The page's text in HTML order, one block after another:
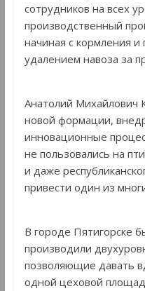
сотрудников на всех
производственный
начиная с кормления и
удалением навоза за
Анатолий Михайлович
новой формации,
инновационные
не пользовались на
и даже
привести один из
В городе Пятигорске
производили
позволяющие давать
одной цеховой